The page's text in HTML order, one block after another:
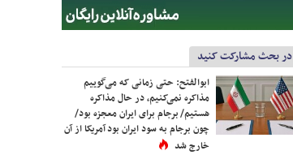
در بحث مشارکت کنید
ابوالفتح: حتی زمانی که می‌گوییم
مذاکره نمی‌کنیم، در حال مذاکره
هستیم/ برجام برای ایران معجزه بود/
چون برجام به سود ایران بود آمریکا از آن
خارج شد